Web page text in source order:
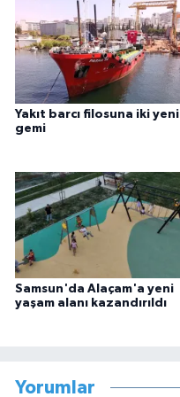
Yakıt barcı filosuna iki yeni
gemi
Samsun'da Alaçam'a yeni
yaşam alanı kazandırıldı
Yorumlar